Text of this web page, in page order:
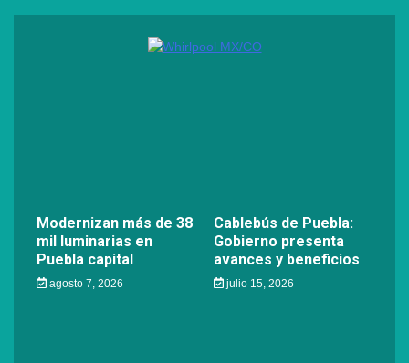
Modernizan más de 38
mil luminarias en
Puebla capital
agosto 7, 2026
Cablebús de Puebla:
Gobierno presenta
avances y beneficios
julio 15, 2026